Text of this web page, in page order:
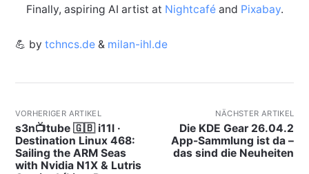
Finally, aspiring AI artist at Nightcaféand Pixabay.
💪 by tchncs.de& milan-ihl.de
VORHERIGER ARTIKEL
s3n📺tube 🇬🇧 i11l ·
Destination Linux 468:
Sailing the ARM Seas
with Nvidia N1X & Lutris
NÄCHSTER ARTIKEL
Die KDE Gear 26.04.2
App-Sammlung ist da –
das sind die Neuheiten